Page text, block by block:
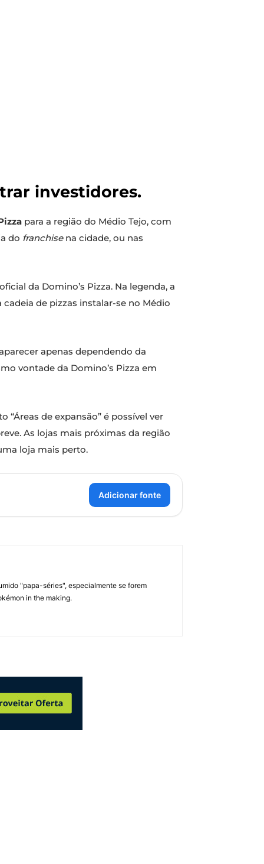
investidores.
para a região do Médio Tejo, com
do franchisena cidade, ou nas
da Domino’s Pizza. Na legenda, a
cadeia de pizzas instalar-se no Médio
apenas dependendo da
vontade da Domino’s Pizza em
“Áreas de expansão” é possível ver
As lojas mais próximas da região
loja mais perto.
Adicionar fonte
"papa-séries", especialmente se forem
in the making.